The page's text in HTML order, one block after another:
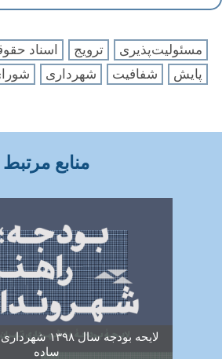
مسئولیت‌پذیری ترویج اسناد
پایش
شفافیت شهرداری
منابع مرتبط
لایحه بودجه سال
ساده